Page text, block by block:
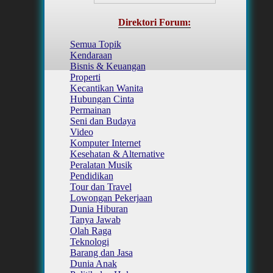
Direktori Forum:
Semua Topik
Kendaraan
Bisnis & Keuangan
Properti
Kecantikan Wanita
Hubungan Cinta
Permainan
Seni dan Budaya
Video
Komputer Internet
Kesehatan & Alternative
Peralatan Musik
Pendidikan
Tour dan Travel
Lowongan Pekerjaan
Dunia Hiburan
Tanya Jawab
Olah Raga
Teknologi
Barang dan Jasa
Dunia Anak